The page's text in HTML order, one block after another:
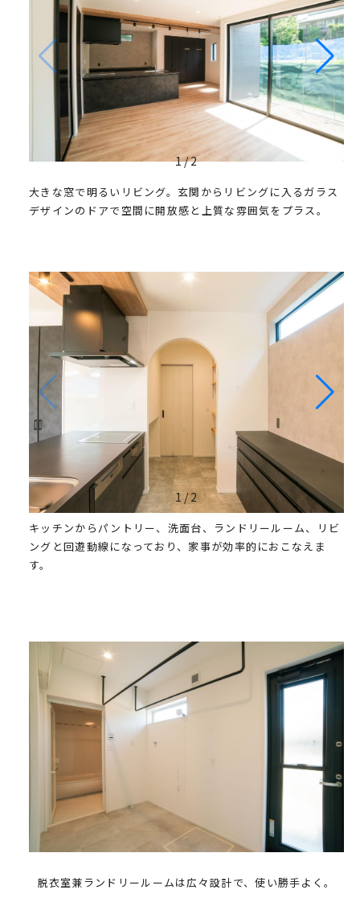
1/2
大きな窓で明るいリビング。玄関からリビングに入るガラス
デザインのドアで空間に開放感と上質な雰囲気をプラス。
1 /2
キッチンからパントリー、洗面台、ランドリールーム、リビ
ングと回遊動線になっており、家事が効率的におこなえま
す。
脱衣室兼ランドリールームは広々設計で、使い勝手よく。